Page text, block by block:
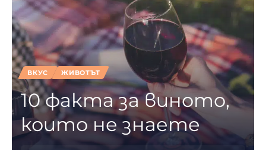
ВКУС ЖИВОТЪТ
10 факта за виното,
които не знаете